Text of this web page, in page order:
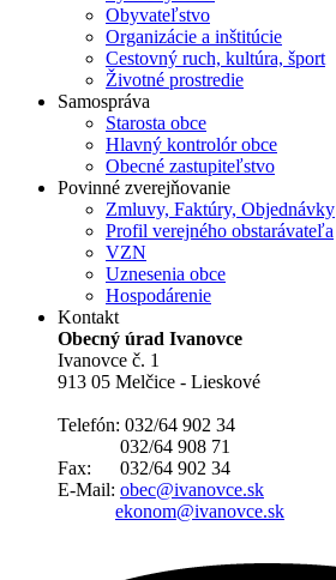
Obyvateľstvo
Organizácie a inštitúcie
Cestovný ruch, kultúra, šport
Životné prostredie
Samospráva
Starosta obce
Hlavný kontrolór obce
Obecné zastupiteľstvo
Povinné zverejňovanie
Zmluvy, Faktúry, Objednávky
Profil verejného obstarávateľa
VZN
Uznesenia obce
Hospodárenie
Kontakt
Obecný úrad Ivanovce
Ivanovce č. 1
913 05 Melčice - Lieskové
Telefón: 032/64 902 34
032/64 908 71
Fax: 032/64 902 34
E-Mail: obec@ivanovce.sk
ekonom@ivanovce.sk